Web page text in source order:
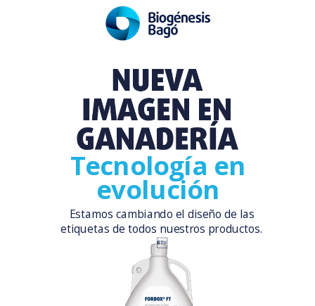
Tecnología en
evolución
Estamos cambiando el diseño de las
etiquetas de todos nuestros productos.
